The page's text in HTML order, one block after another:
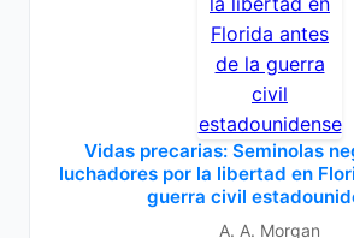
Vidas precarias: Seminolas
luchadores por la libertad en
guerra civil
A. A. Morgan